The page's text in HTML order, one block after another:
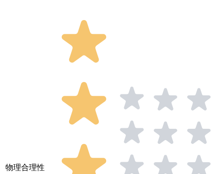
物理合理性